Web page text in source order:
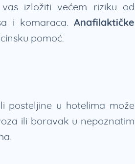
izložiti većem riziku od
i komaraca. Anafilaktičke
pomoć.
posteljine u hotelima može
ili boravak u nepoznatim